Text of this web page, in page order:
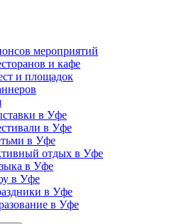
мероприятий
и кафе
и площадок
в Уфе
в Уфе
в Уфе
отдых в Уфе
в Уфе
в Уфе
в Уфе
в Уфе